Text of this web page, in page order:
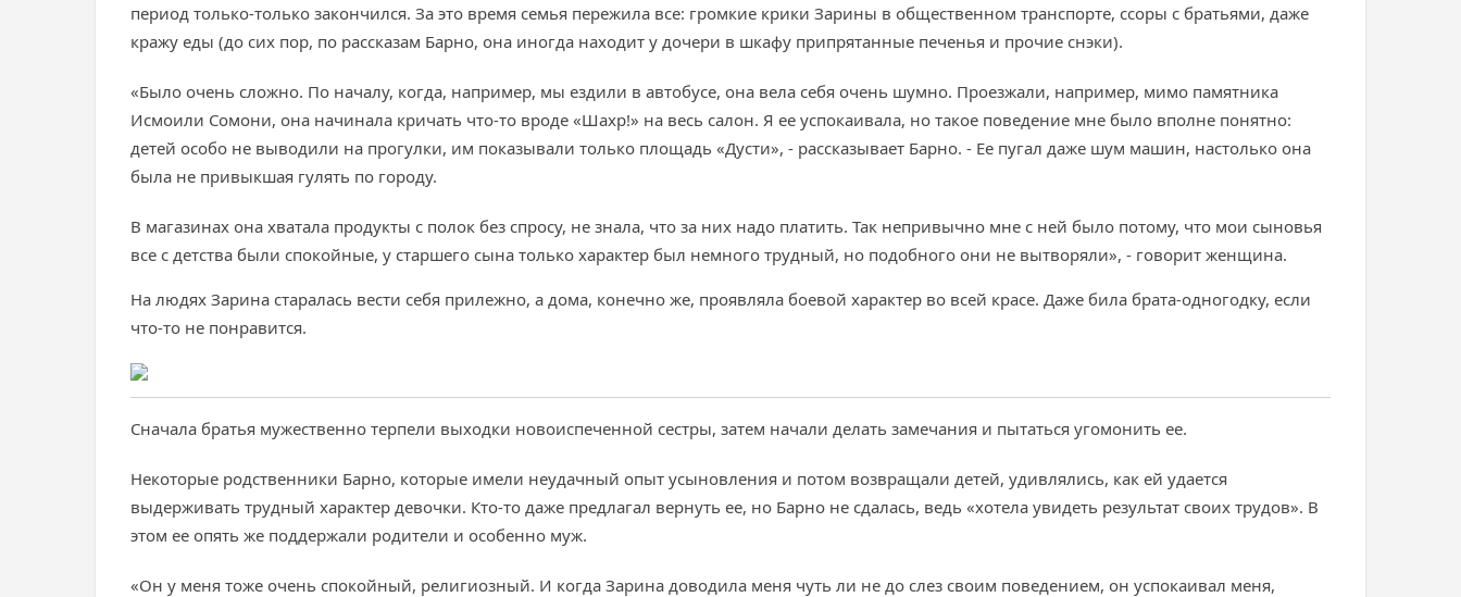
период только-только закончился. За это время семья пережила все: громкие крики Зарины в общественном транспорте, ссоры с братьями, даже
кражу еды (до сих пор, по рассказам Барно, она иногда находит у дочери в шкафу припрятанные печенья и прочие снэки).
«Было очень сложно. По началу, когда, например, мы ездили в автобусе, она вела себя очень шумно. Проезжали, например, мимо памятника
Исмоили Сомони, она начинала кричать что-то вроде «Шахр!» на весь салон. Я ее успокаивала, но такое поведение мне было вполне понятно:
детей особо не выводили на прогулки, им показывали только площадь «Дусти»­, - рассказывает Барно. - Ее пугал даже шум машин, настолько она
была не привыкшая гулять по городу.
В магазинах она хватала продукты с полок без спросу, не знала, что за них надо платить. Так непривычно мне с ней было потому, что мои сыновья
все с детства были спокойные, у старшего сына только характер был немного трудный, но подобного они не вытворяли», - говорит женщина.
На людях Зарина старалась вести себя прилежно, а дома, конечно же, проявляла боевой характер во всей красе. Даже била брата-одногодку, если
что-то не понравится.
Сначала братья мужественно терпели выходки новоиспеченной сестры, затем начали делать замечания и пытаться угомонить ее.
Некоторые родственники Барно, которые имели неудачный опыт усыновления и потом возвращали детей, удивлялись, как ей удается
выдерживать трудный характер девочки. Кто-то даже предлагал вернуть ее, но Барно не сдалась, ведь «хотела увидеть результат своих трудов». В
этом ее опять же поддержали родители и особенно муж.
«Он у меня тоже очень спокойный, религиозный. И когда Зарина доводила меня чуть ли не до слез своим поведением, он успокаивал меня,